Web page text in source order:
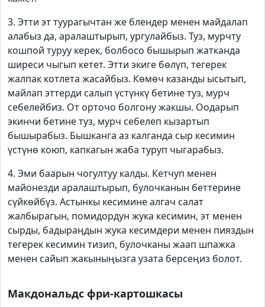
3. Этти эт туурагычтан же блендер менен майдалап
алабыз да, аралаштырып, ургулайбыз. Туз, мурчту
кошпой туруу керек, болбосо бышырып жатканда
ширеси чыгып кетет. Этти экиге бөлүп, тегерек
жалпак котлета жасайбыз. Көмөч казанды ысытып,
майлап эттерди салып үстүнкү бетине туз, мурч
себелейбиз. От орточо болгону жакшы. Оодарып
экинчи бетине туз, мурч себелеп кызартып
бышырабыз. Бышканга аз калганда сыр кесимин
үстүнө коюп, капкагын жаба туруп чыгарабыз.
4. Эми баарын чогултуу калды. Кетчуп менен
майонезди аралаштырып, булочканын беттерине
сүйкөйбүз. Астынкы кесимине алгач салат
жалбырагын, помидордун жука кесимин, эт менен
сырды, бадыраңдын жука кесимдери менен пияздын
тегерек кесимин тизип, булочканы жаап шпажка
менен сайып жакыныңызга узата берсеңиз болот.
Макдональдс фри-картошкасы